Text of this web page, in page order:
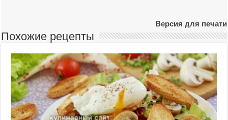
Версия для печати
Похожие рецепты